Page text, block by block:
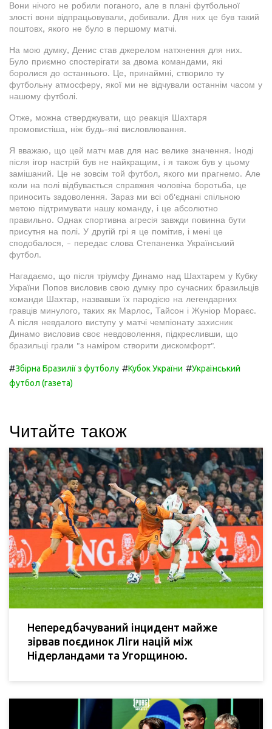
Вони нічого не робили поганого, але в плані футбольної
злості вони відпрацьовували, добивали. Для них це був такий
поштовх, якого не було в першому матчі.
На мою думку, Денис став джерелом натхнення для них.
Було приємно спостерігати за двома командами, які
боролися до останнього. Це, принаймні, створило ту
футбольну атмосферу, якої ми не відчували останнім часом у
нашому футболі.
Отже, можна стверджувати, що реакція Шахтаря
промовистіша, ніж будь-які висловлювання.
Я вважаю, що цей матч мав для нас велике значення. Іноді
після ігор настрій був не найкращим, і я також був у цьому
замішаний. Це не зовсім той футбол, якого ми прагнемо. Але
коли на полі відбувається справжня чоловіча боротьба, це
приносить задоволення. Зараз ми всі об'єднані спільною
метою підтримувати нашу команду, і це абсолютно
правильно. Однак спортивна агресія завжди повинна бути
присутня на полі. У другій грі я це помітив, і мені це
сподобалося, - передає слова Степаненка Український
футбол.
Нагадаємо, що після тріумфу Динамо над Шахтарем у Кубку
України Попов висловив свою думку про сучасних бразильців
команди Шахтар, назвавши їх пародією на легендарних
гравців минулого, таких як Марлос, Тайсон і Жуніор Мораєс.
А після невдалого виступу у матчі чемпіонату захисник
Динамо висловив своє невдоволення, підкресливши, що
бразильці грали "з наміром створити дискомфорт".
#Збірна Бразилії з футболу #Кубок України #Український
футбол (газета)
Читайте також
Непередбачуваний інцидент майже
зірвав поєдинок Ліги націй між
Нідерландами та Угорщиною.